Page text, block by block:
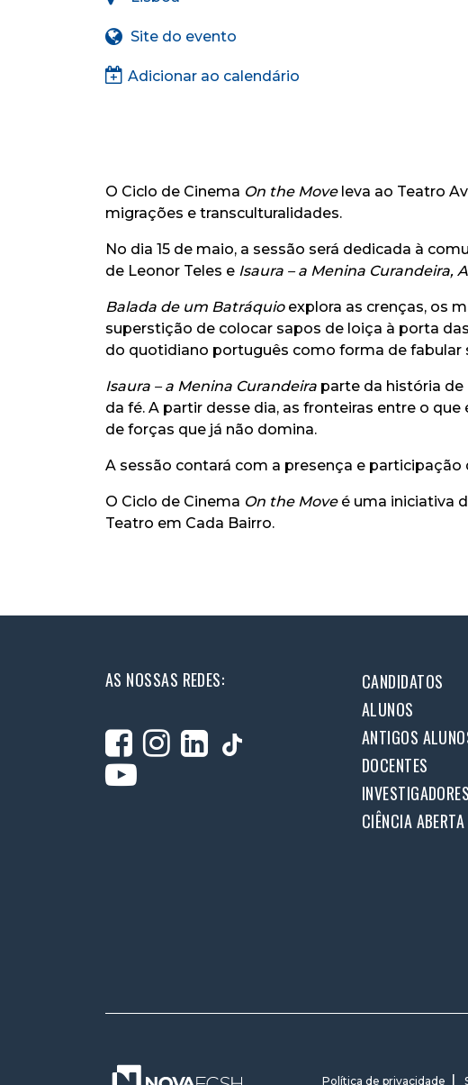
Site do evento
Adicionar ao calendário
O Ciclo de Cinema On the Moveleva ao Teatro
migrações e transculturalidades.
No dia 15 de maio, a sessão será dedicada à
de Leonor Teles e Isaura – a Menina Curandeira,
Balada de um Batráquioexplora as crenças, os
superstição de colocar sapos de loiça à porta
do quotidiano português como forma de
Isaura – a Menina Curandeira parte da história de
da fé. A partir desse dia, as fronteiras entre o
de forças que já não domina.
A sessão contará com a presença e participação
O Ciclo de Cinema On the Moveé uma iniciativa
Teatro em Cada Bairro.
AS NOSSAS REDES: CANDIDATOS
ALUNOS
ANTIGOS
DOCENTES
INVESTIGADORES
CIÊNCIA ABERTA
Política de privacidade